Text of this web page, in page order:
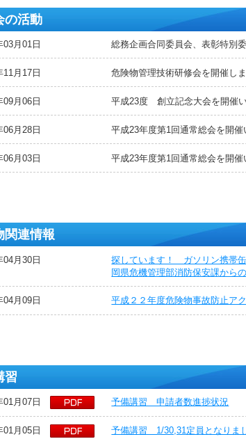
の活動
03月01日 総務企画合同委員会、表彰特別
11月17日 危険物管理技術研修会を開催し
09月06日 平成23度 創立記念大会を開催い
06月28日 平成23年度第1回通常総会を開催
06月03日 平成23年度第1回通常総会を開催
関連情報
04月30日
探しています！ ガソリン携帯
岡県危機管理部消防保安課からの
04月09日 平成２２年度危険物事故防止ア
習
01月07日 予備講習 申請者数進捗状況
01月05日 予備講習 1/30,31定員となりま